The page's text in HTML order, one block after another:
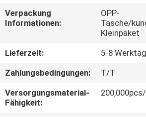
KONTAKTIERE
UNS
NACHRICHTEN
Verpackung
Informationen:
OPP-
Tasche/
Kleinpaket
Lieferzeit:
5-8
Zahlungsbedingungen:
T/T
Versorgungsmaterial-
Fähigkeit: